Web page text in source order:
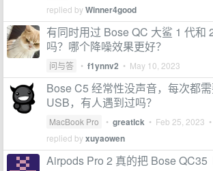
replied byWinner4good
有同时用过 Bose QC 大鲨 1 代和
吗？哪个降噪效果更好？
问与答 • f1ynnv2 • May 10, 2023
Bose C5 经常性没声音，每次都
USB，有人遇到过吗？
MacBook Pro • greatlck • Feb 25, 2023
replied byxuyaowen
Airpods Pro 2 真的把 Bose